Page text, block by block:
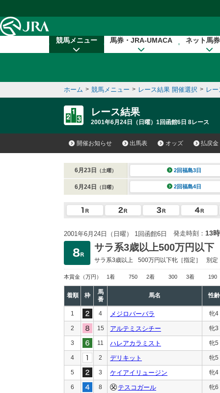
競馬メニュー 馬券・JRA-UMACA ネット馬
ホーム > 競馬メニュー > レース結果 開催選択 > レ
レース結果
2001年6月24日（日曜）1回函館6日 8レース
開催お知らせ 出馬表 オッズ 払戻金
6月23日 （土曜） 2回福島3日
6月24日 （日曜） 2回福島4日
2001年6月24日（日曜） 1回函館6日 発走時刻： 13
サラ系3歳以上500万円以下
サラ系3歳以上 500万円以下牝［指定］ 別定
本賞金 （万円） 1着 750 2着 300 3着 190
着順 枠
馬
番
馬名 性齢
1 4 メジロバーバラ 牝4
2 15 アルテミスシチー 牝3
3 11 ハレアカラミスト 牝5
4 2 デリキット 牝5
5 3 ケイアイリュージン 牝4
6 8 テスコガール 牝6